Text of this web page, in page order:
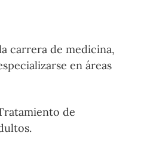
carrera de medicina,
en áreas
de